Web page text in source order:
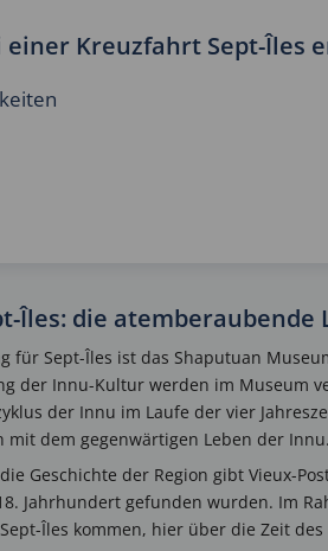
einer Kreuzfahrt Sept-Îles
Îles: die atemberaubende
für Sept-Îles ist das Shaputuan
der Innu-Kultur werden im Museum
der Innu im Laufe der vier
mit dem gegenwärtigen Leben der Innu.
Geschichte der Region gibt Vieux-
Jahrhundert gefunden wurden. Im
Îles kommen, hier über die Zeit